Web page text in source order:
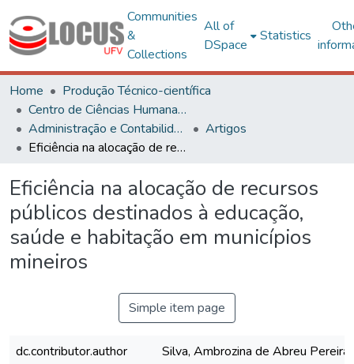
Communities
&
Collections
All of
DSpace
Statistics
Home
Produção Técnico-científica
Centro de Ciências Humanas, Letras e Artes
Administração e Contabilidade
Artigos
Eficiência na alocação de recursos públicos destinados à educação, saúde e habitação em municípios mineiros
Eficiência na alocação de recursos
públicos destinados à educação,
saúde e habitação em municípios
mineiros
Simple item page
dc.contributor.author
Silva, Ambrozina de Abreu Pereira